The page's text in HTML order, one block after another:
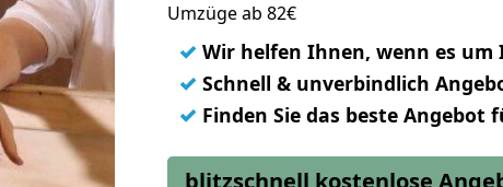
Umzüge ab 82€
✓ Wir helfen Ihnen, wenn es um
✓ Schnell & unverbindlich
✓ Finden Sie das beste Angebot
blitzschnell kostenlose